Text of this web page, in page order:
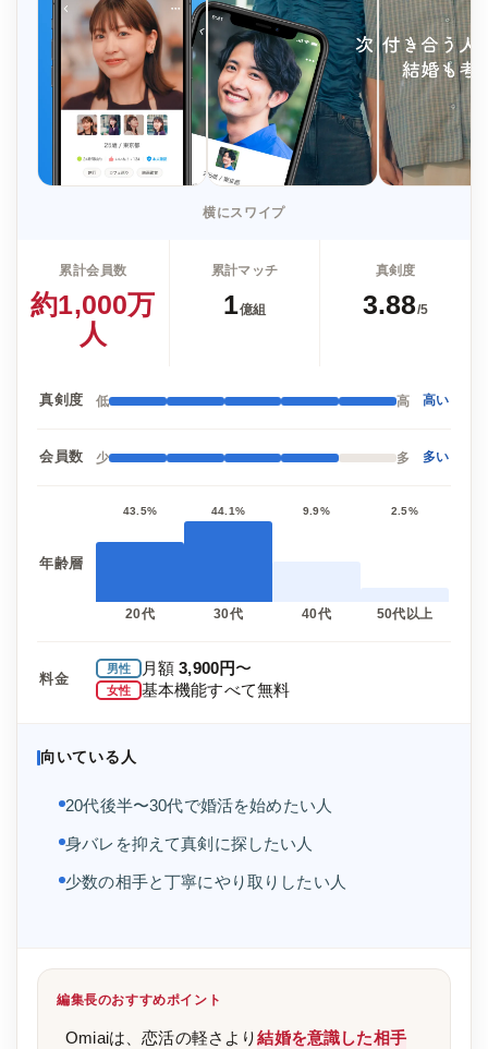
横にスワイプ
累計会員数
約1,000万
人
累計マッチ
1億組
真剣度
3.88/5
真剣度 低 高 高い
会員数 少 多 多い
年齢層
43.5%
20代
44.1%
30代
9.9%
40代
2.5%
50代以上
料金
男性 月額3,900円〜
女性 基本機能すべて無料
向いている人
20代後半〜30代で婚活を始めたい人
身バレを抑えて真剣に探したい人
少数の相手と丁寧にやり取りしたい人
編集長のおすすめポイント
Omiaiは、恋活の軽さより結婚を意識した相手